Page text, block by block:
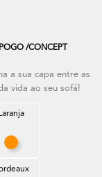
/CONCEPT
a sua capa entre as
vida ao seu sofá!
Laranja
Laranja